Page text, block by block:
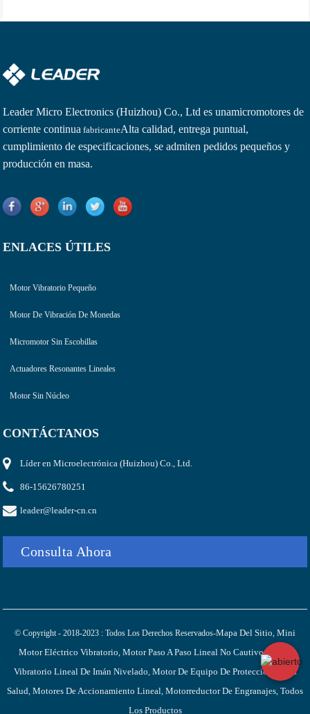
Leader Micro Electronics (Huizhou) Co., Ltd es unamicromotores de
corriente continua fabricanteAlta calidad, entrega puntual,
cumplimiento de especificaciones, se admiten pedidos pequeños y
producción en masa.
ENLACES ÚTILES
Motor Vibratorio Pequeño
Motor De Vibración De Monedas
Micromotor Sin Escobillas
Actuadores Resonantes Lineales
Motor Sin Núcleo
CONTÁCTANOS
Líder en Microelectrónica (Huizhou) Co., Ltd.
86-15626780251
leader@leader-cn.cn
Consulta Ahora
© Copyright - 2018-2023 : Todos Los Derechos Reservados-Mapa Del Sitio, Mini
Motor Eléctrico Vibratorio, Motor Paso A Paso Lineal No Cautivo,Motor
Vibratorio Lineal De Imán Nivelado, Motor De Equipo De Protección De La
Salud, Motores De Accionamiento Lineal, Motorreductor De Engranajes, Todos
Los Productos